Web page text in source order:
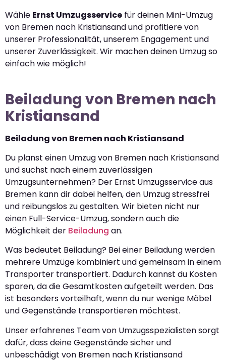
Wähle Ernst Umzugsservice für deinen Mini-Umzug
von Bremen nach Kristiansand und profitiere von
unserer Professionalität, unserem Engagement und
unserer Zuverlässigkeit. Wir machen deinen Umzug so
einfach wie möglich!
Beiladung von Bremen nach
Kristiansand
Beiladung von Bremen nach Kristiansand
Du planst einen Umzug von Bremen nach Kristiansand
und suchst nach einem zuverlässigen
Umzugsunternehmen? Der Ernst Umzugsservice aus
Bremen kann dir dabei helfen, den Umzug stressfrei
und reibungslos zu gestalten. Wir bieten nicht nur
einen Full-Service-Umzug, sondern auch die
Möglichkeit der Beiladung an.
Was bedeutet Beiladung? Bei einer Beiladung werden
mehrere Umzüge kombiniert und gemeinsam in einem
Transporter transportiert. Dadurch kannst du Kosten
sparen, da die Gesamtkosten aufgeteilt werden. Das
ist besonders vorteilhaft, wenn du nur wenige Möbel
und Gegenstände transportieren möchtest.
Unser erfahrenes Team von Umzugsspezialisten sorgt
dafür, dass deine Gegenstände sicher und
unbeschädigt von Bremen nach Kristiansand